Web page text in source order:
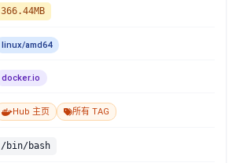
366.44MB
linux/amd64
docker.io
Hub 主页 所有 TAG
/bin/bash